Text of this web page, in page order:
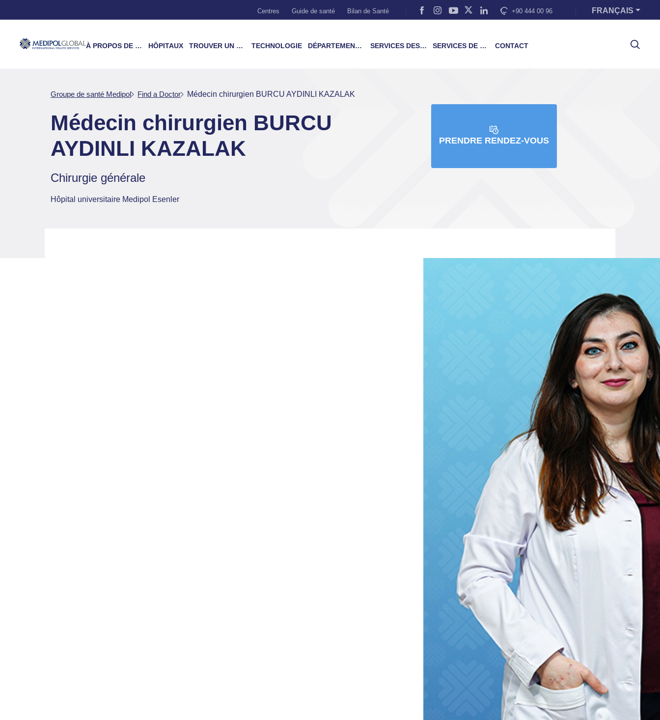
Centres Guide de santé Bilan de Santé +90 444 00 96 FRANÇAIS
À PROPOS DE NOUS HÔPITAUX TROUVER UN MÉDECIN TECHNOLOGIE DÉPARTEMENTS & TRAITEMENTS SERVICES DES PATIENTS SERVICES DE FORMATION CONTACT
Groupe de santé Medipol Find a Doctor Médecin chirurgien BURCU AYDINLI KAZALAK
Médecin chirurgien BURCU
AYDINLI KAZALAK
Chirurgie générale
Hôpital universitaire Medipol Esenler
PRENDRE RENDEZ-VOUS